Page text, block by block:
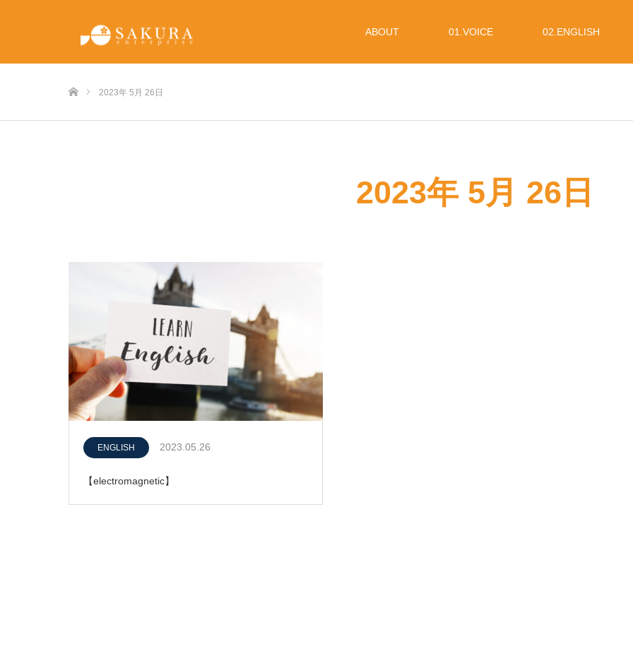
ABOUT 01.VOICE 02.ENGLISH
2023年 5月 26日
2023年 5月 26日
ENGLISH 2023.05.26
【electromagnetic】